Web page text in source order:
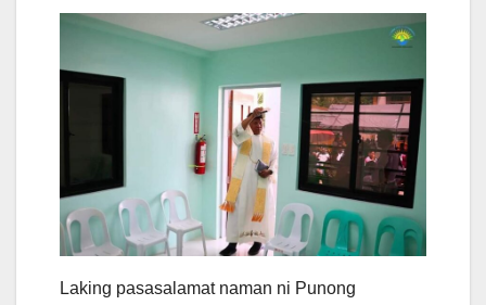
Laking pasasalamat naman ni Punong